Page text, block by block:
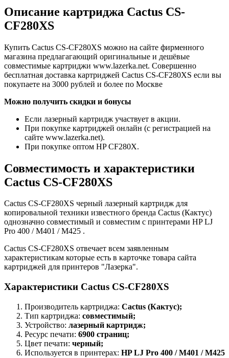
Описание картриджа Cactus CS-
CF280XS
Купить Cactus CS-CF280XS можно на сайте фирменного
магазина предлагагающий оригинальные и дешёвые
совместимые картриджи www.lazerka.net. Совершенно
бесплатная доставка картриджей Cactus CS-CF280XS если вы
покупаете на 3000 рублей и более по Москве
Можно получить скидки и бонусы
Если лазерный картридж участвует в акции.
При покупке картриджей онлайн (с регистрацией на
сайте www.lazerka.net).
При покупке оптом HP CF280X.
Совместимость и характеристики
Cactus CS-CF280XS
Cactus CS-CF280XS черный лазерный картридж для
копировальной техники известного бренда Cactus (Кактус)
однозначно совместимый и совместим с принтерами HP LJ
Pro 400 / M401 / M425 .
Cactus CS-CF280XS отвечает всем заявленным
характеристикам которые есть в карточке товара сайта
картриджей для принтеров "Лазерка".
Характеристики Cactus CS-CF280XS
Производитель картриджа: Cactus (Кактус);
Тип картриджа: совместимый;
Устройство: лазерный картридж;
Ресурс печати: 6900 страниц;
Цвет печати: черный;
Используется в принтерах: HP LJ Pro 400 / M401 / M425